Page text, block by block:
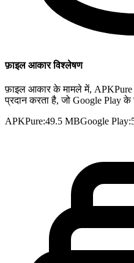
फ़ाइल आकार विश्लेषण
फ़ाइल आकार के मामले में,
प्रदान करता है, जो Google Play
APKPure:49.5 MBGoogle Play: